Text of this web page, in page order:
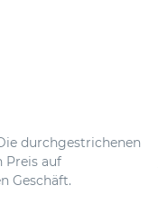
durchgestrichenen
Preis auf
Geschäft.